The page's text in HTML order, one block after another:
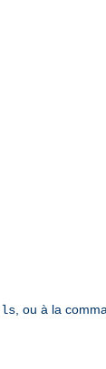
ls , ou à la